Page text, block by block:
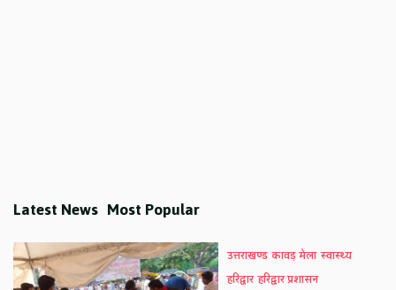
Latest News Most Popular
उत्तराखण्ड कावड़ मेला स्वास्थ्य
हरिद्वार हरिद्वार प्रशासन